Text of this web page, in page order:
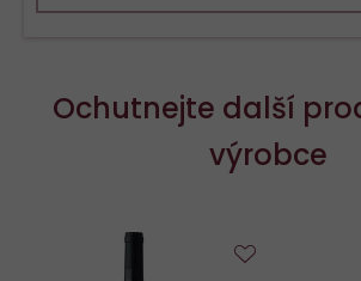
Ochutnejte další
výrobce